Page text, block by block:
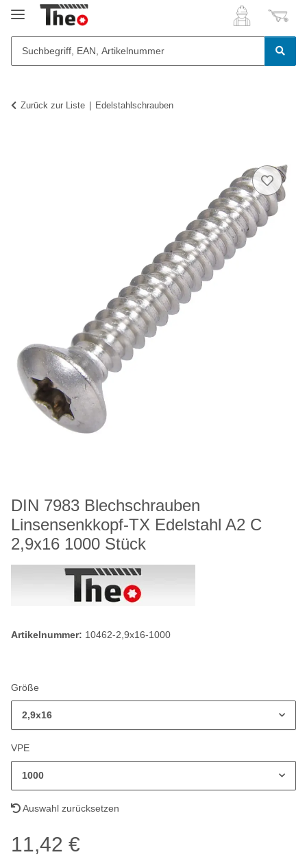
Zurück zur Liste Edelstahlschrauben
DIN 7983 Blechschrauben
Linsensenkkopf-TX Edelstahl A2 C
2,9x16 1000 Stück
Artikelnummer: 10462-2,9x16-1000
Größe
2,9x16
VPE
1000
Auswahl zurücksetzen
11,42 €